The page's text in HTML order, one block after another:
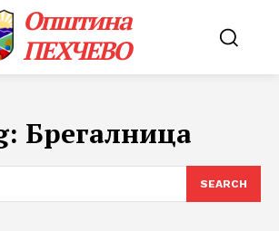
Општина
ПЕХЧЕВО
Брегалница
SEARCH